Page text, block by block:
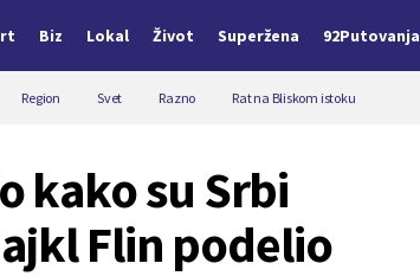
Biz Lokal Život Superžena 92Putovanja
Region Svet Razno Rat na Bliskom istoku
kako su Srbi
Flin podelio